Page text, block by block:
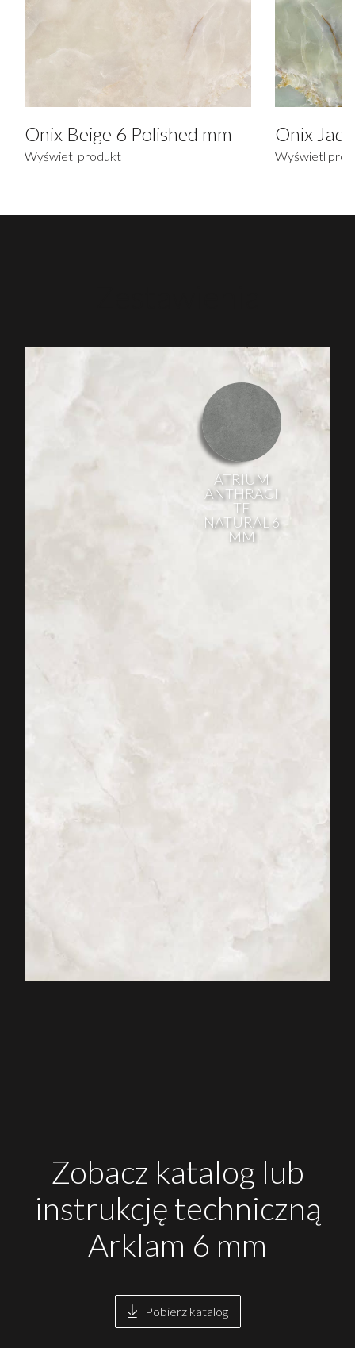
Onix Beige 6 Polished mm
Wyświetl produkt
Onix
Wyświetl
ATRIUM
ANTHRACI
TE
NATURAL 6
MM
Zobacz katalog lub
instrukcję techniczną
Arklam 6 mm
Pobierz katalog